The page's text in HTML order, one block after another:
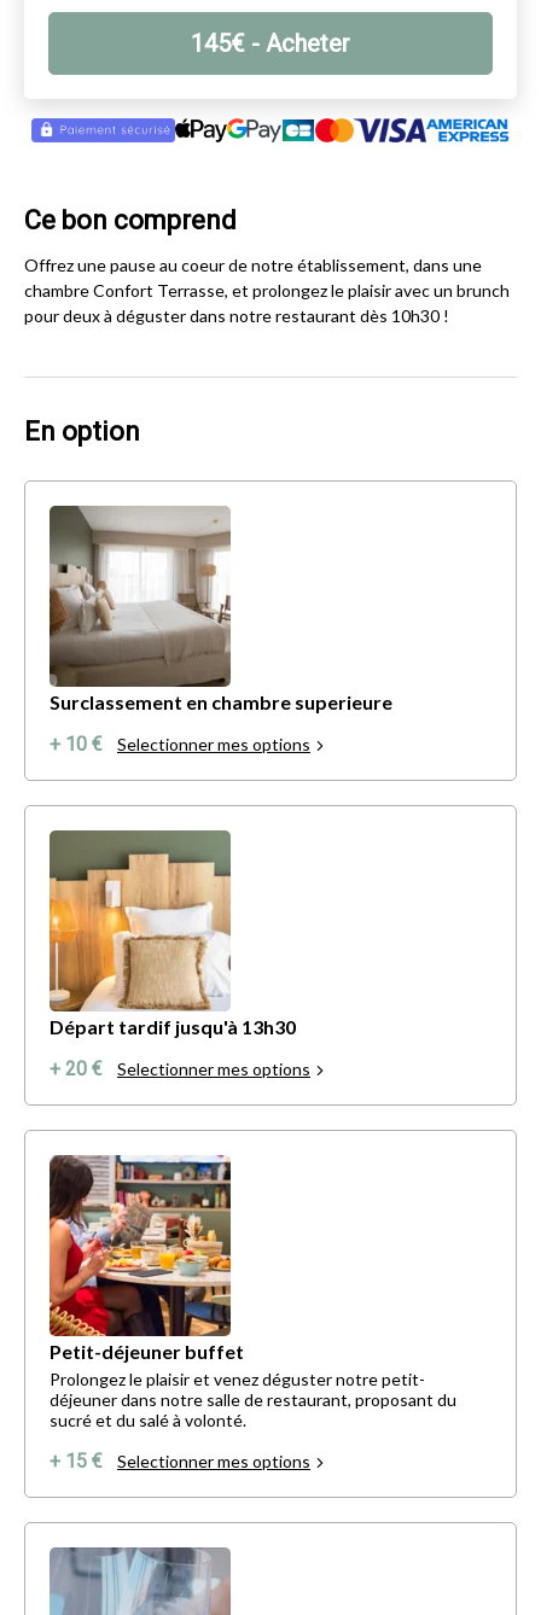
145€ - Acheter
Ce bon comprend
Offrez une pause au coeur de notre établissement, dans une
chambre Confort Terrasse, et prolongez le plaisir avec un brunch
pour deux à déguster dans notre restaurant dès 10h30 !
En option
Surclassement en chambre superieure
+ 10 €
Selectionner mes options
Départ tardif jusqu'à 13h30
+ 20 €
Selectionner mes options
Petit-déjeuner buffet
Prolongez le plaisir et venez déguster notre petit-
déjeuner dans notre salle de restaurant, proposant du
sucré et du salé à volonté.
+ 15 € Selectionner mes options